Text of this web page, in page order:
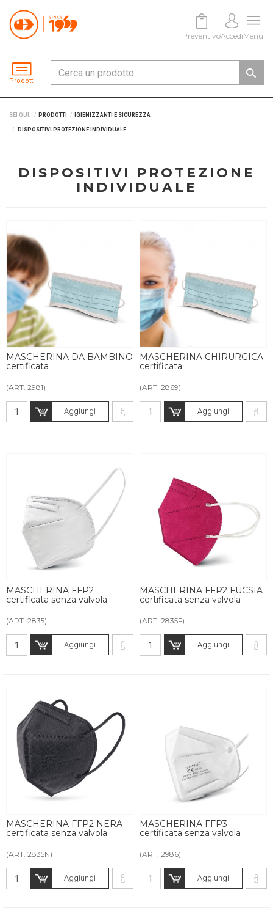
Prodotti
PreventivoAccediMenu
SEI QUI: PRODOTTI IGIENIZZANTI E SICUREZZA
DISPOSITIVI PROTEZIONE INDIVIDUALE
DISPOSITIVI PROTEZIONE
INDIVIDUALE
MASCHERINA DA BAMBINO
certificata
(ART. 2981)
Aggiungi
MASCHERINA CHIRURGICA
certificata
(ART. 2869)
Aggiungi
MASCHERINA FFP2
certificata senza valvola
(ART. 2835)
Aggiungi
MASCHERINA FFP2 FUCSIA
certificata senza valvola
(ART. 2835F)
Aggiungi
MASCHERINA FFP2 NERA
certificata senza valvola
(ART. 2835N)
Aggiungi
MASCHERINA FFP3
certificata senza valvola
(ART. 2986)
Aggiungi